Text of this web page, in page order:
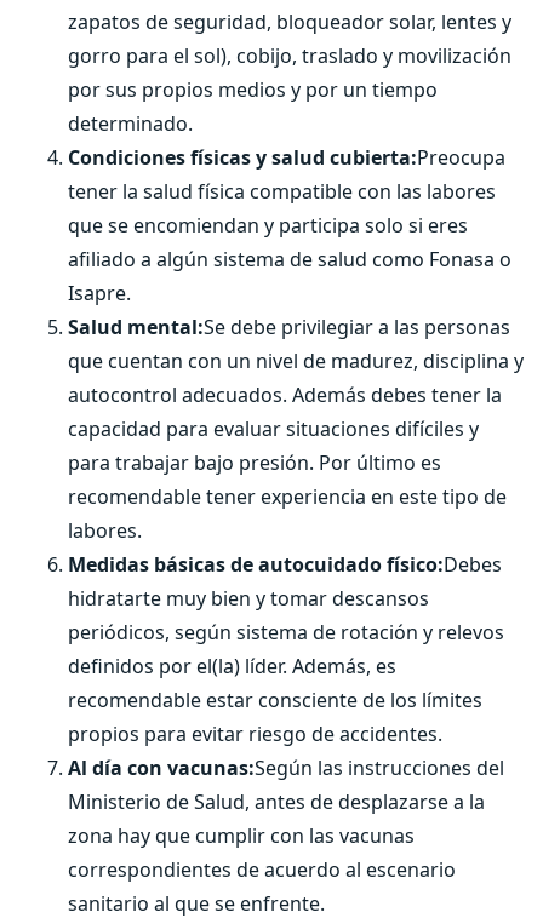
zapatos de seguridad, bloqueador solar, lentes y
gorro para el sol), cobijo, traslado y movilización
por sus propios medios y por un tiempo
determinado.
Condiciones físicas y salud cubierta:Preocupa
tener la salud física compatible con las labores
que se encomiendan y participa solo si eres
afiliado a algún sistema de salud como Fonasa o
Isapre.
Salud mental:Se debe privilegiar a las personas
que cuentan con un nivel de madurez, disciplina y
autocontrol adecuados. Además debes tener la
capacidad para evaluar situaciones difíciles y
para trabajar bajo presión. Por último es
recomendable tener experiencia en este tipo de
labores.
Medidas básicas de autocuidado físico:Debes
hidratarte muy bien y tomar descansos
periódicos, según sistema de rotación y relevos
definidos por el(la) líder. Además, es
recomendable estar consciente de los límites
propios para evitar riesgo de accidentes.
Al día con vacunas:Según las instrucciones del
Ministerio de Salud, antes de desplazarse a la
zona hay que cumplir con las vacunas
correspondientes de acuerdo al escenario
sanitario al que se enfrente.